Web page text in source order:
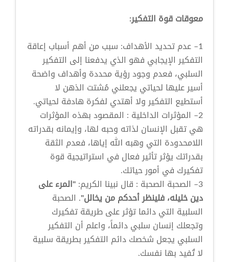
معوقات قوة التفكير:
1– عدم تحديد الأهداف: سبب من أهم أسباب إعاقة
التفكير الإيجابي فهو الذي يدفعنا إلى التفكير
السلبي، فعدم وجود رؤية محددة وأهداف واضحة
أسير عليها لحياتي يجعلني مُشتت الذهن لا
أستطيع التفكير ولا أهتدي لفكرة هادفة لحياتي.
2– المؤثرات الداخلية : المقصود بهذه المؤثرات
هي تقبل الإنسان لذاته وحبه لها، وإيمانه بقدراته
اللامحدودة التي وهبه الله إياها، فعدم الثقة
بقدراتك يؤثر تأثير فعال في استراتيجية قوة
تفكيرك في أمور حياتك.
3– الصحبة الصحبة : قال نبينا الكريم:
"المرء على
دين خليله، فلينظر أحدكم من يخالل". الصحبة
السلبية التي دائما تؤثر على طريقة تفكيرك
وتجعلك إنسان سلبي دائماً، واعلم أن التفكير
السلبي يجعل شخصك دائم التفكير بطريقة سلبية
لا تُفيد بها نفسك.